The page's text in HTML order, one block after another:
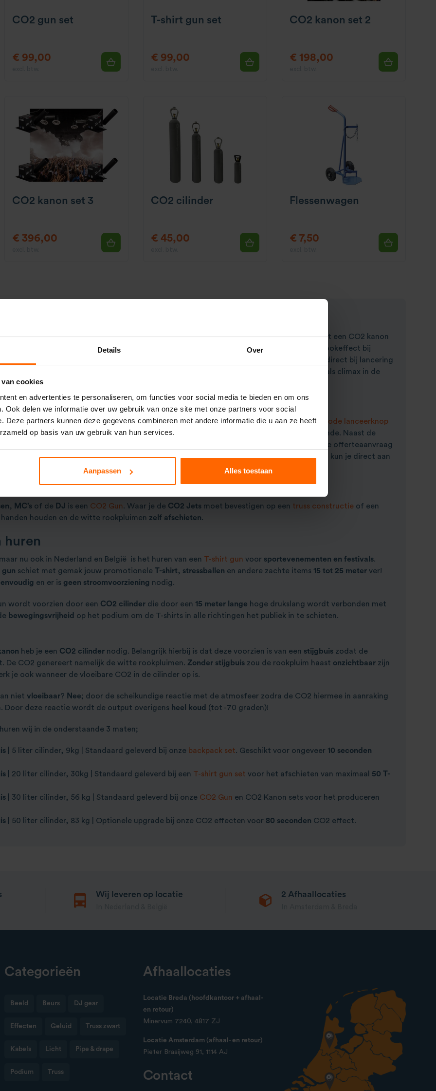
Details Over
cookies
en advertenties te personaliseren, om functies voor social media te bieden en om ons
Ook delen we informatie over uw gebruik van onze site met onze partners voor social
Deze partners kunnen deze gegevens combineren met andere informatie die u aan ze heeft
op basis van uw gebruik van hun services.
Aanpassen Alles toestaan
CO2 gun set
€ 99,00
T-shirt gun set
€ 99,00
CO2 kanon set 2
€ 198,00
CO2 kanon set 3
€ 396,00
CO2 cilinder
€ 45,00
Flessenwagen
€ 7,50
denken bij de verschillende evenementen en festivals. De witte rookpluimen diesissenduit een CO2 kanon
verkoelendeffect wat je vaak terug ziet op house evenementen of als rookeffect bij
, afhankelijk van de luchtvochtigheid. De rook verschijnt direct bij lancering
het effect geschikt om bijvoorbeeld steeds te activeren
of als climax in de
deMagic FX CO2 Jet. Dit CO2 kanon wordtgeactiveerddoor middel van een druk op de
rode lanceerknop
niet bent voorzien van de nodige materialen is het huren van losse CO2 Jets niet voldoende. Naast de
te huren. Om er zeker van te zijn dat je niets vergeet in je offerteaanvraag
CO2 kanonnen. Bij deze sets zit alles inbegrepen;van CO2 cilinder tot controller. Zo kun je direct aan
, MC’s of de DJ is een CO2 Gun. Waar je de CO2 Jets moet bevestigen op een truss constructie of een
handen houden en de witte rookpluimen zelf afschieten.
huren
nu ook in Nederland en België is het huren van een T-shirt gun voor sportevenementen en festivals.
gun schiet met gemak jouw promotionele T-shirt, stressballen en andere zachte items 15 tot 25 meter ver!
en er is geen stroomvoorziening nodig.
wordt voorzien door een CO2 cilinder die door een 15 meter lange hoge drukslang wordt verbonden met
bewegingsvrijheid op het podium om de T-shirts in alle richtingen het publiek in te schieten.
heb je een CO2 cilinder nodig. Belangrijk hierbij is dat deze voorzien is van een stijgbuis zodat de
De CO2 genereert namelijk de witte rookpluimen. Zonder stijgbuis zou de rookpluim haast onzichtbaar zijn
je ook wanneer de vloeibare CO2 in de cilinder op is.
niet vloeibaar? Nee; door de scheikundige reactie met de atmosfeer zodra de CO2 hiermee in aanraking
deze reactie wordt de output overigens heel koud (tot -70 graden)!
wij in de onderstaande 3 maten;
| 5 liter cilinder, 9kg | Standaard geleverd bij onze backpack set. Geschikt voor ongeveer 10 seconden
| 20 liter cilinder, 30kg | Standaard geleverd bij een T-shirt gun set voor het afschieten van maximaal 50 T-
| 30 liter cilinder, 56 kg | Standaard geleverd bij onze CO2 Gun en CO2 Kanon sets voor het produceren
| 50 liter cilinder, 83 kg | Optionele upgrade bij onze CO2 effecten voor 80 seconden CO2 effect.
Wij leveren op locatie 2 Afhaallocaties
Categorieën
Beeld Beurs DJ gear
Effecten Geluid Truss zwart
Kabels Licht Pipe & drape
Podium Truss
Afhaallocaties
Locatie Breda (hoofdkantoor + afhaal-
en retour)
Minervum 7240, 4817 ZJ
Locatie Amsterdam (afhaal- en retour)
Pieter Braaijweg 91, 1114 AJ
Contact